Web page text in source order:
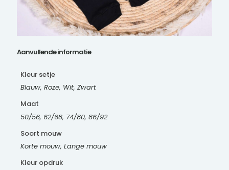
Aanvullende informatie
Kleur setje
Blauw, Roze, Wit, Zwart
Maat
50/56, 62/68, 74/80, 86/92
Soort mouw
Korte mouw, Lange mouw
Kleur opdruk